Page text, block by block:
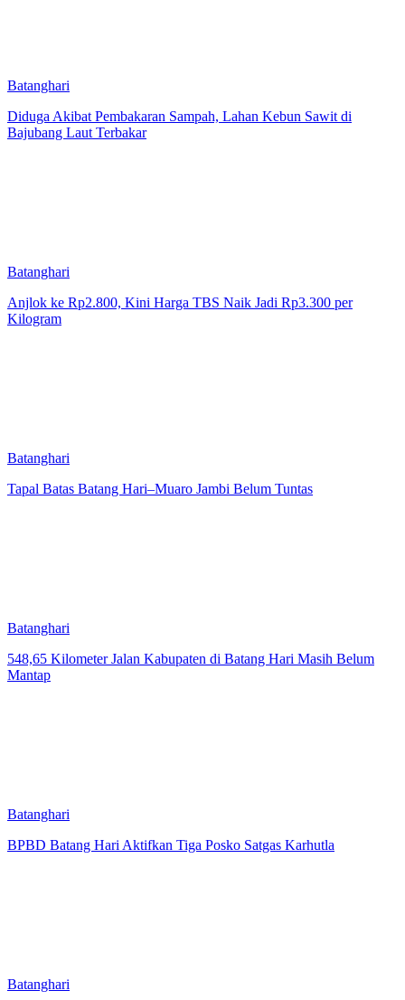
Batanghari
Diduga Akibat Pembakaran Sampah, Lahan Kebun Sawit di
Bajubang Laut Terbakar
Batanghari
Anjlok ke Rp2.800, Kini Harga TBS Naik Jadi Rp3.300 per
Kilogram
Batanghari
Tapal Batas Batang Hari–Muaro Jambi Belum Tuntas
Batanghari
548,65 Kilometer Jalan Kabupaten di Batang Hari Masih Belum
Mantap
Batanghari
BPBD Batang Hari Aktifkan Tiga Posko Satgas Karhutla
Batanghari